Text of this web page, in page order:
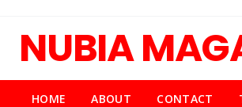
NUBIA
HOME ABOUT CONTACT